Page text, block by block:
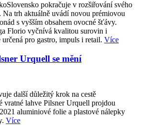
pokračuje v rozšiřování svého
trh aktuálně uvádí novou prémiovou
s vyšším obsahem ovocné šťávy.
Florio vyčnívá kvalitou surovin i
pro gastro, impuls i retail. Více
Urquell se mění
další důležitý krok na cestě
vratné lahve Pilsner Urquell projdou
aluminiové folie a plastové nálepky
Více